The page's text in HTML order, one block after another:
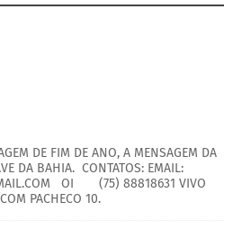
DE FIM DE ANO, A MENSAGEM DA
DA BAHIA. CONTATOS: EMAIL:
OI (75) 88818631 VIVO
PACHECO 10.